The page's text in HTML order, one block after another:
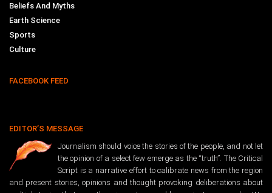
Beliefs And Myths
Earth Science
Sports
Culture
FACEBOOK FEED
EDITOR’S MESSAGE
Journalism should voice the stories of the people, and not let
the opinion of a select few emerge as the “truth”. The Critical
Script is a narrative effort to calibrate news from the region
and present stories, opinions and thought provoking deliberations about